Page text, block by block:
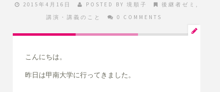
2015年4月16日 POSTED BY 境順子 後継者ゼミ
講演・講義のこと
0 COMMENTS
こんにちは。
昨日は甲南大学に行ってきました。